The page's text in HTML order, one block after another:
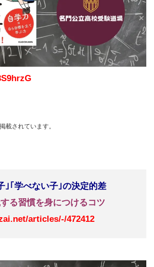
載されています。
｣｢学べない子｣の決定的差
る習慣を身につけるコツ
articles/-/472412